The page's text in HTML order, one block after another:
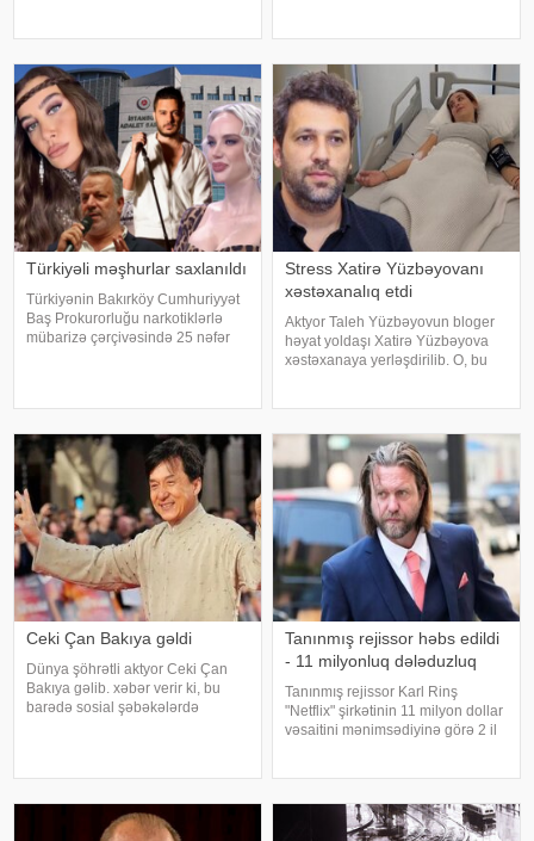
bildirir ki, bu sözləri Əməkdar artis
hesabında bir zamanlar ən yaxı
Türkiyəli məşhurlar saxlanıldı
Türkiyənin Bakırköy Cumhuriyyət
Baş Prokurorluğu narkotiklərlə
mübarizə çərçivəsində 25 nəfər
Əməliyya
Stress Xatirə Yüzbəyovanı
xəstəxanalıq etdi
Aktyor Taleh Yüzbəyovun bloger
həyat yoldaşı Xatirə Yüzbəyova
xəstəxanaya yerləşdirilib. O, bu
qidalandım, nə düzgün yatdım.
Ceki Çan Bakıya gəldi
Dünya şöhrətli aktyor Ceki Çan
Bakıya gəlib. xəbər verir ki, bu
barədə sosial şəbəkələrdə
Tanınmış rejissor həbs edildi
- 11 milyonluq dələduzluq
Tanınmış rejissor Karl Rinş
"Netflix" şirkətinin 11 milyon dollar
vəsaitini mənimsədiyinə görə 2 il
ayrıls